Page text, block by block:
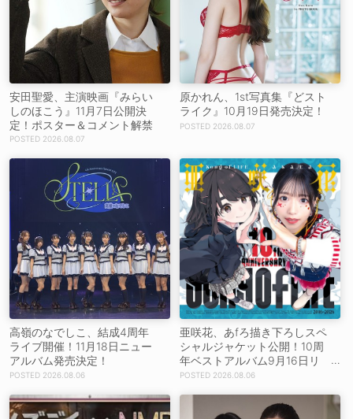
安田聖愛、主演映画『みらい
しのほこう』11月7日公開決
定！ポスター＆コメント解禁
2026.08.07
原かれん、1st写真集『どスト
ライク』10月19日発売決定！
2026.08.07
高嶺のなでしこ、結成4周年
ライブ開催！11月18日ニュー
アルバム発売決定！
2026.08.06
亜咲花、あfろ描き下ろしスペ
シャルジャケット公開！10周
年ベストアルバム9月16日リ
リース！2026.08.06